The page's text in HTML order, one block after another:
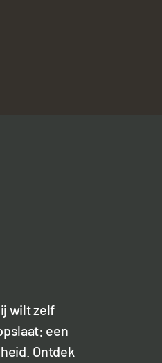
wilt zelf
een
Ontdek